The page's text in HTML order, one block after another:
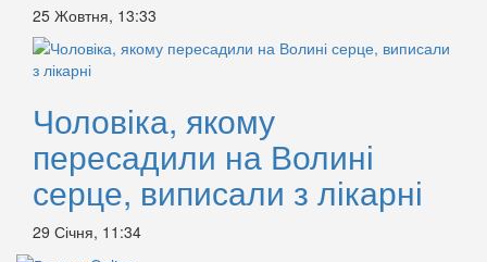
25 Жовтня, 13:33
Чоловіка, якому
пересадили на Волині
серце, виписали з лікарні
29 Січня, 11:34